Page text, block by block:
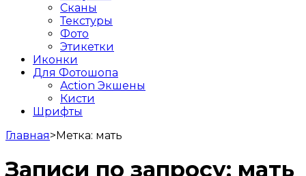
Сканы
Текстуры
Фото
Этикетки
Иконки
Для Фотошопа
Action Экшены
Кисти
Шрифты
Главная>Метка: мать
Записи по запросу: мать